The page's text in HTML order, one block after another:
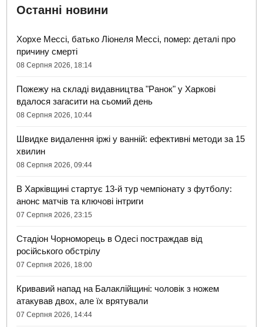
Останні новини
Хорхе Мессі, батько Ліонеля Мессі, помер: деталі про
причину смерті
08 Серпня 2026, 18:14
Пожежу на складі видавництва "Ранок" у Харкові
вдалося загасити на сьомий день
08 Серпня 2026, 10:44
Швидке видалення іржі у ванній: ефективні методи за 15
хвилин
08 Серпня 2026, 09:44
В Харківщині стартує 13-й тур чемпіонату з футболу:
анонс матчів та ключові інтриги
07 Серпня 2026, 23:15
Стадіон Чорноморець в Одесі постраждав від
російського обстрілу
07 Серпня 2026, 18:00
Кривавий напад на Балаклійщині: чоловік з ножем
атакував двох, але їх врятували
07 Серпня 2026, 14:44